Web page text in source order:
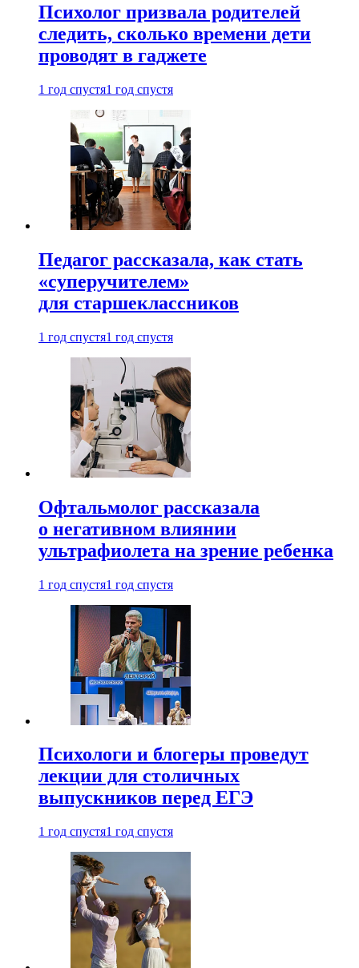
Психолог призвала родителей
следить, сколько времени дети
проводят в гаджете
1 год спустя1 год спустя
Педагог рассказала, как стать
«суперучителем»
для старшеклассников
1 год спустя1 год спустя
Офтальмолог рассказала
о негативном влиянии
ультрафиолета на зрение ребенка
1 год спустя1 год спустя
Психологи и блогеры проведут
лекции для столичных
выпускников перед ЕГЭ
1 год спустя1 год спустя